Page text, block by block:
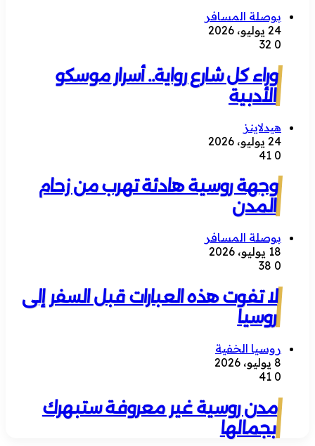
بوصلة المسافر
24 يوليو، 2026
0
وراء كل شارع رواية.. أسرار موسكو
الأدبية
هيدلاينز
24 يوليو، 2026
0
وجهة روسية هادئة تهرب من زحام
المدن
بوصلة المسافر
18 يوليو، 2026
0
لا تفوت هذه العبارات قبل السفر إلى
روسيا
روسيا الخفية
8 يوليو، 2026
0
مدن روسية غير معروفة ستبهرك
بجمالها